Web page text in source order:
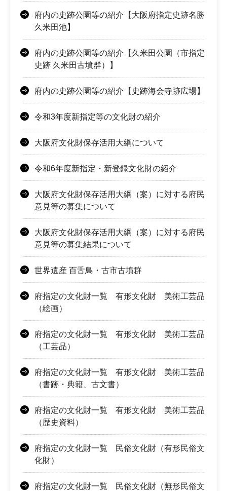
府内の史跡公園等の紹介【大阪府指定史跡名勝
久米田池】
府内の史跡公園等の紹介【久米田公園（市指定
史跡 久米田古墳群）】
府内の史跡公園等の紹介【史跡海会寺跡広場】
令和3年度新指定等の文化財の紹介
大阪府文化財保存活用大綱について
令和6年度新指定・新登録文化財の紹介
大阪府文化財保存活用大綱（案）に対する府民
意見等の募集について
大阪府文化財保存活用大綱（案）に対する府民
意見等の募集結果について
世界遺産 百舌鳥・古市古墳群
府指定の文化財一覧 有形文化財 美術工芸品
（絵画）
府指定の文化財一覧 有形文化財 美術工芸品
（工芸品）
府指定の文化財一覧 有形文化財 美術工芸品
（書跡・典籍、古文書）
府指定の文化財一覧 有形文化財 美術工芸品
（歴史資料）
府指定の文化財一覧 民俗文化財（有形民俗文
化財）
府指定の文化財一覧 民俗文化財（無形民俗文